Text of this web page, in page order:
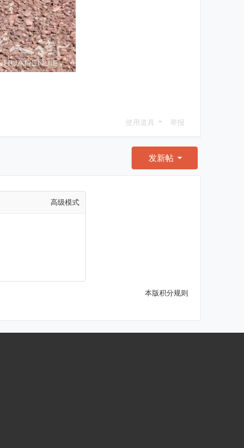
使用道具 举报
发新帖
高级模式
本版积分规则